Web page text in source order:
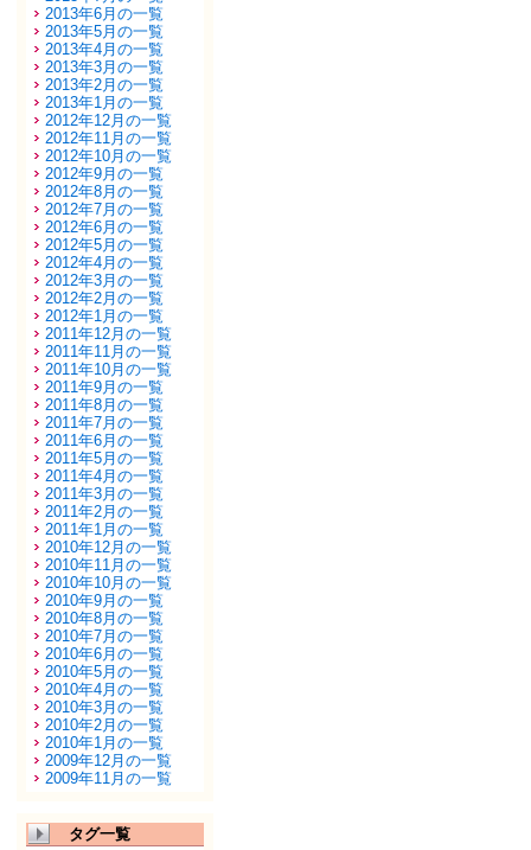
2013年6月の一覧
2013年5月の一覧
2013年4月の一覧
2013年3月の一覧
2013年2月の一覧
2013年1月の一覧
2012年12月の一覧
2012年11月の一覧
2012年10月の一覧
2012年9月の一覧
2012年8月の一覧
2012年7月の一覧
2012年6月の一覧
2012年5月の一覧
2012年4月の一覧
2012年3月の一覧
2012年2月の一覧
2012年1月の一覧
2011年12月の一覧
2011年11月の一覧
2011年10月の一覧
2011年9月の一覧
2011年8月の一覧
2011年7月の一覧
2011年6月の一覧
2011年5月の一覧
2011年4月の一覧
2011年3月の一覧
2011年2月の一覧
2011年1月の一覧
2010年12月の一覧
2010年11月の一覧
2010年10月の一覧
2010年9月の一覧
2010年8月の一覧
2010年7月の一覧
2010年6月の一覧
2010年5月の一覧
2010年4月の一覧
2010年3月の一覧
2010年2月の一覧
2010年1月の一覧
2009年12月の一覧
2009年11月の一覧
タグ一覧